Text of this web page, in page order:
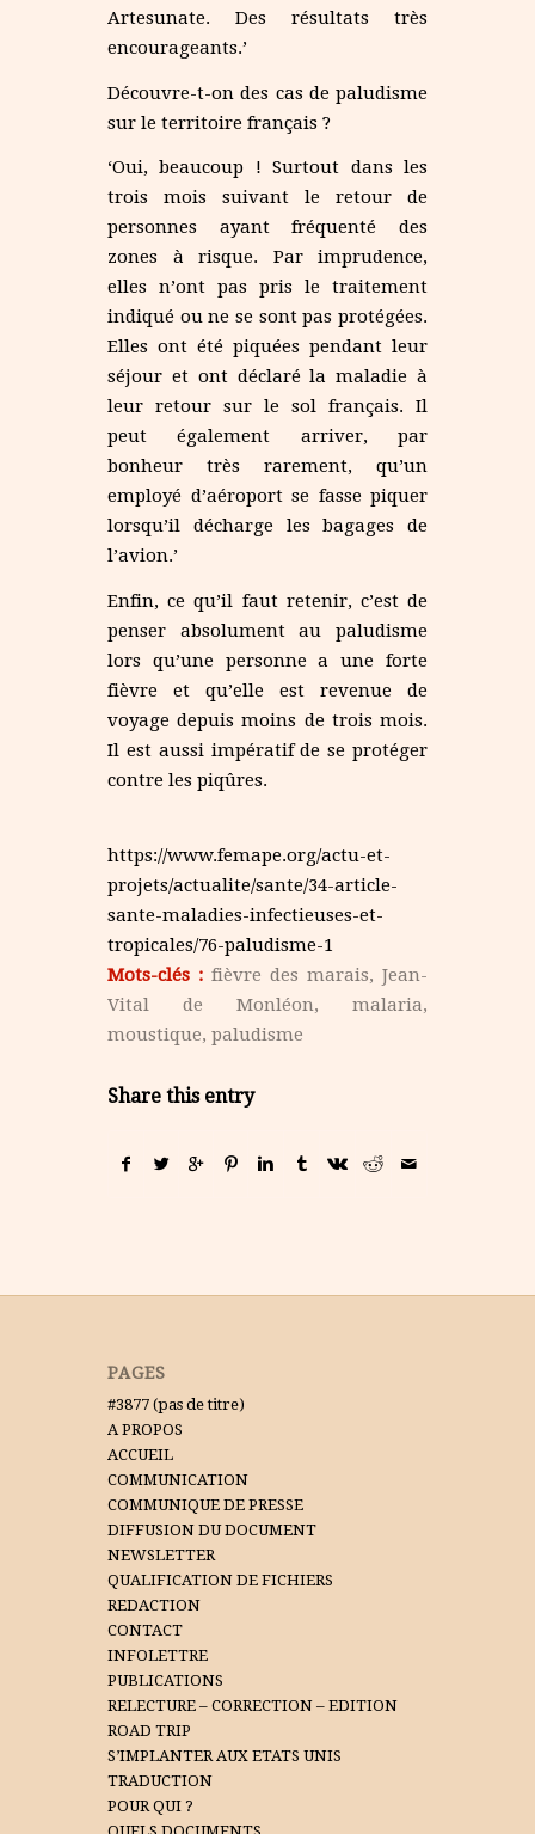
Artesunate. Des résultats très
encourageants.’
Découvre-t-on des cas de paludisme
sur le territoire français ?
‘Oui, beaucoup ! Surtout dans les
trois mois suivant le retour de
personnes ayant fréquenté des
zones à risque. Par imprudence,
elles n’ont pas pris le traitement
indiqué ou ne se sont pas protégées.
Elles ont été piquées pendant leur
séjour et ont déclaré la maladie à
leur retour sur le sol français. Il
peut également arriver, par
bonheur très rarement, qu’un
employé d’aéroport se fasse piquer
lorsqu’il décharge les bagages de
l’avion.’
Enfin, ce qu’il faut retenir, c’est de
penser absolument au paludisme
lors qu’une personne a une forte
fièvre et qu’elle est revenue de
voyage depuis moins de trois mois.
Il est aussi impératif de se protéger
contre les piqûres.
https://www.femape.org/actu-et-
projets/actualite/sante/34-article-
sante-maladies-infectieuses-et-
tropicales/76-paludisme-1
Mots-clés : fièvre des marais, Jean-
Vital de Monléon, malaria,
moustique, paludisme
Share this entry
PAGES
#3877 (pas de titre)
A PROPOS
ACCUEIL
COMMUNICATION
COMMUNIQUE DE PRESSE
DIFFUSION DU DOCUMENT
NEWSLETTER
QUALIFICATION DE FICHIERS
REDACTION
CONTACT
INFOLETTRE
PUBLICATIONS
RELECTURE – CORRECTION – EDITION
ROAD TRIP
S’IMPLANTER AUX ETATS UNIS
TRADUCTION
POUR QUI ?